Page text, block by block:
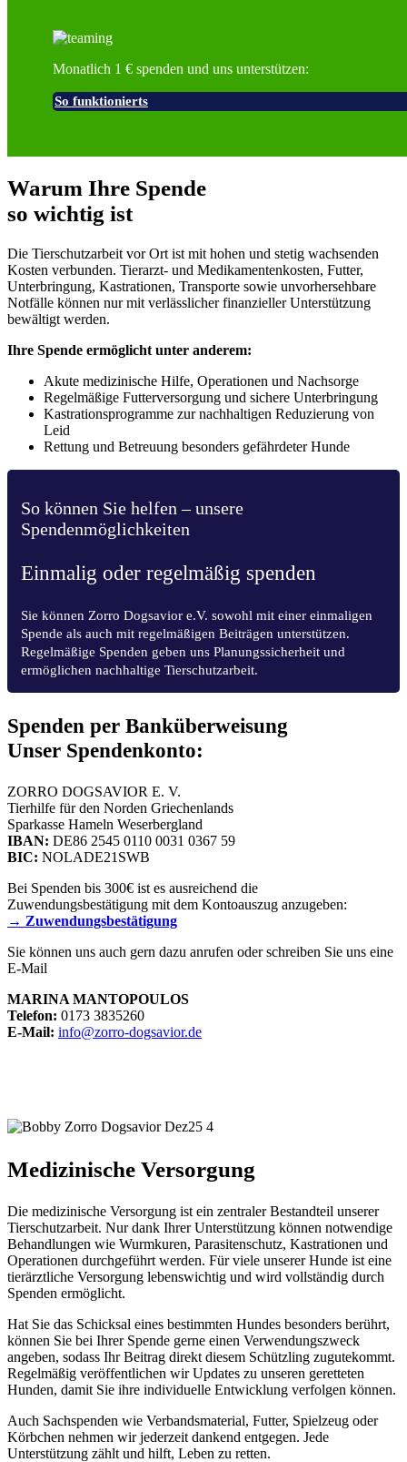
Monatlich 1 € spenden und uns unterstützen:
So funktionierts
Warum Ihre Spende
so wichtig ist
Die Tierschutzarbeit vor Ort ist mit hohen und stetig wachsenden
Kosten verbunden. Tierarzt- und Medikamentenkosten, Futter,
Unterbringung, Kastrationen, Transporte sowie unvorhersehbare
Notfälle können nur mit verlässlicher finanzieller Unterstützung
bewältigt werden.
Ihre Spende ermöglicht unter anderem:
Akute medizinische Hilfe, Operationen und Nachsorge
Regelmäßige Futterversorgung und sichere Unterbringung
Kastrationsprogramme zur nachhaltigen Reduzierung von
Leid
Rettung und Betreuung besonders gefährdeter Hunde
So können Sie helfen – unsere
Spendenmöglichkeiten
Einmalig oder regelmäßig spenden
Sie können Zorro Dogsavior e.V. sowohl mit einer einmaligen
Spende als auch mit regelmäßigen Beiträgen unterstützen.
Regelmäßige Spenden geben uns Planungssicherheit und
ermöglichen nachhaltige Tierschutzarbeit.
Spenden per Banküberweisung
Unser Spendenkonto:
ZORRO DOGSAVIOR E. V.
Tierhilfe für den Norden Griechenlands
Sparkasse Hameln Weserbergland
IBAN: DE86 2545 0110 0031 0367 59
BIC: NOLADE21SWB
Bei Spenden bis 300€ ist es ausreichend die
Zuwendungsbestätigung mit dem Kontoauszug anzugeben:
→ Zuwendungsbestätigung
Sie können uns auch gern dazu anrufen oder schreiben Sie uns eine
E-Mail
MARINA MANTOPOULOS
Telefon: 0173 3835260
E-Mail: info@zorro-dogsavior.de
Medizinische Versorgung
Die medizinische Versorgung ist ein zentraler Bestandteil unserer
Tierschutzarbeit. Nur dank Ihrer Unterstützung können notwendige
Behandlungen wie Wurmkuren, Parasitenschutz, Kastrationen und
Operationen durchgeführt werden. Für viele unserer Hunde ist eine
tierärztliche Versorgung lebenswichtig und wird vollständig durch
Spenden ermöglicht.
Hat Sie das Schicksal eines bestimmten Hundes besonders berührt,
können Sie bei Ihrer Spende gerne einen Verwendungszweck
angeben, sodass Ihr Beitrag direkt diesem Schützling zugutekommt.
Regelmäßig veröffentlichen wir Updates zu unseren geretteten
Hunden, damit Sie ihre individuelle Entwicklung verfolgen können.
Auch Sachspenden wie Verbandsmaterial, Futter, Spielzeug oder
Körbchen nehmen wir jederzeit dankend entgegen. Jede
Unterstützung zählt und hilft, Leben zu retten.